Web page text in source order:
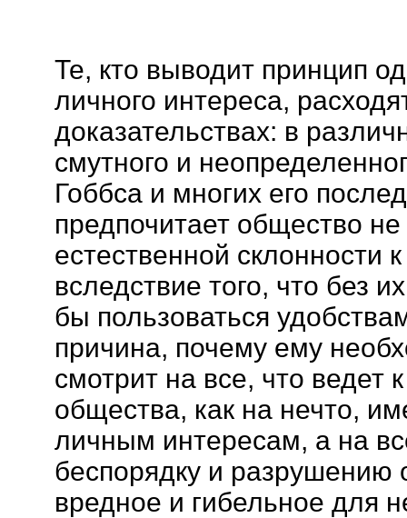
Те, кто выводит принцип
личного интереса,
доказательствах: в
смутного и
Гоббса и многих его
предпочитает общество
естественной склонности
вследствие того, что без
бы пользоваться
причина, почему ему
смотрит на все, что ведет
общества, как на нечто,
личным интересам, а на
беспорядку и разрушению
вредное и гибельное для